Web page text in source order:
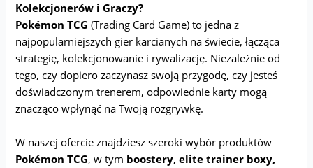
Kolekcjonerów i Graczy?
Pokémon TCG (Trading Card Game) to jedna z
najpopularniejszych gier karcianych na świecie, łącząca
strategię, kolekcjonowanie i rywalizację. Niezależnie od
tego, czy dopiero zaczynasz swoją przygodę, czy jesteś
doświadczonym trenerem, odpowiednie karty mogą
znacząco wpłynąć na Twoją rozgrywkę.
W naszej ofercie znajdziesz szeroki wybór produktów
Pokémon TCG, w tym boostery, elite trainer boxy,